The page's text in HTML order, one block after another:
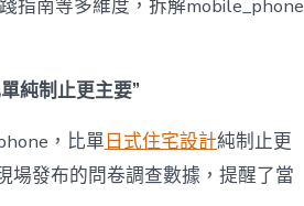
指南等多維度，拆解mobile_phone
純制止更主要”
，比單日式住宅設計純制止更
發布的問卷調查數據，提醒了當